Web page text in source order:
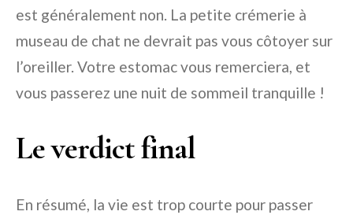
est généralement non. La petite crémerie à
museau de chat ne devrait pas vous côtoyer sur
l’oreiller. Votre estomac vous remerciera, et
vous passerez une nuit de sommeil tranquille !
Le verdict final
En résumé, la vie est trop courte pour passer